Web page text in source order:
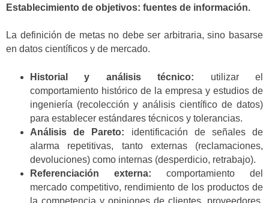
Establecimiento de objetivos: fuentes de información.
La definición de metas no debe ser arbitraria, sino basarse
en datos científicos y de mercado.
Historial y análisis técnico: utilizar el
comportamiento histórico de la empresa y estudios de
ingeniería (recolección y análisis científico de datos)
para establecer estándares técnicos y tolerancias.
Análisis de Pareto: identificación de señales de
alarma repetitivas, tanto externas (reclamaciones,
devoluciones) como internas (desperdicio, retrabajo).
Referenciación externa: comportamiento del
mercado competitivo, rendimiento de los productos de
la competencia y opiniones de clientes, proveedores,